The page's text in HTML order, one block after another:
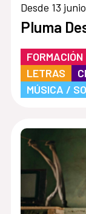
Desde 13
Pluma
FORMACIÓN
LETRAS
MÚSICA /